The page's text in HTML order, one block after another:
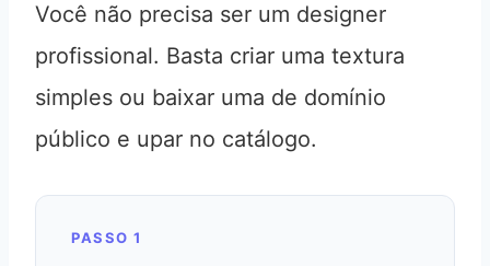
Você não precisa ser um designer
profissional. Basta criar uma textura
simples ou baixar uma de domínio
público e upar no catálogo.
PASSO 1